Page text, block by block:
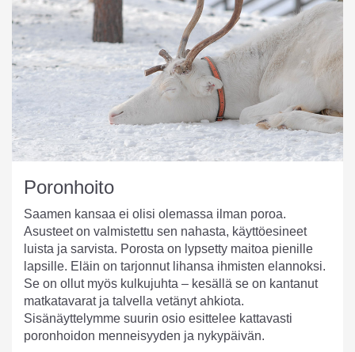
Poronhoito
Saamen kansaa ei olisi olemassa ilman poroa.
Asusteet on valmistettu sen nahasta, käyttöesineet
luista ja sarvista. Porosta on lypsetty maitoa pienille
lapsille. Eläin on tarjonnut lihansa ihmisten elannoksi.
Se on ollut myös kulkujuhta – kesällä se on kantanut
matkatavarat ja talvella vetänyt ahkiota.
Sisänäyttelymme suurin osio esittelee kattavasti
poronhoidon menneisyyden ja nykypäivän.